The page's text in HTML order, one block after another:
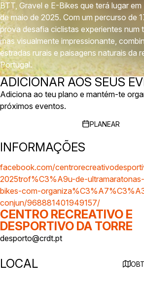
BTT, Gravel e E-Bikes que terá lugar
de maio de 2025. Com um percurso de
prova desafia ciclistas experientes num
mas visualmente impressionante,
estradas rurais e paisagens naturais da
Portugal.
ADICIONAR AOS SEUS
Adiciona ao teu plano e mantém-te
próximos eventos.
PLANEAR
INFORMAÇÕES
facebook.com/
2025trof%C3%A9u-de-
bikes-com-
conjun/968881401949157/
CENTRO RECREATIVO E
DESPORTIVO DA TORRE
desporto@crdt.pt
LOCAL